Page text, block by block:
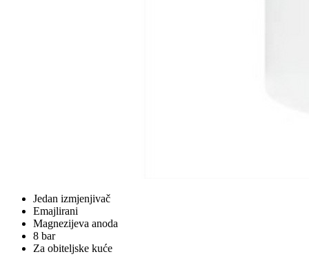
Jedan izmjenjivač
Emajlirani
Magnezijeva anoda
8 bar
Za obiteljske kuće